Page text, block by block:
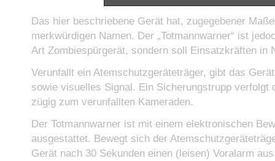
Das hier beschriebene Gerät hat, zugegebener
merkwürdigen Namen. Der „Totmannwarner“ ist
Art Zombiespürgerät, sondern soll Einsatzkräften in
Verunfallt ein Atemschutzgeräteträger, gibt das
sowie visuelles Signal. Ein Sicherungstrupp verfolgt
zügig zum verunfallten Kameraden.
Der Totmannwarner ist mit einem elektronischen
ausgestattet. Bewegt sich der
Gerät nach 30 Sekunden einen (leisen) Voralarm